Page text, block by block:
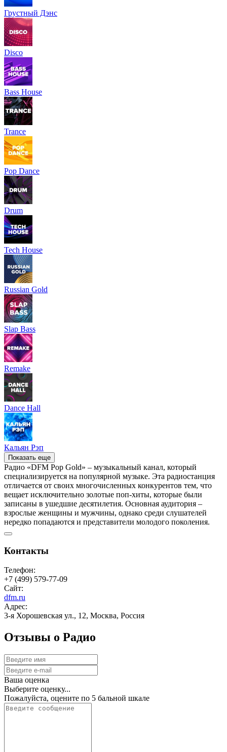
Грустный Дэнс
Disco
Bass House
Trance
Pop Dance
Drum
Tech House
Russian Gold
Slap Bass
Remake
Dance Hall
Кальян Рэп
Показать еще
Радио «DFM Pop Gold» – музыкальный канал, который
специализируется на популярной музыке. Эта радиостанция
отличается от своих многочисленных конкурентов тем, что
вещает исключительно золотые поп-хиты, которые были
записаны в ушедшие десятилетия. Основная аудитория –
взрослые женщины и мужчины, однако среди слушателей
нередко попадаются и представители молодого поколения.
Контакты
Телефон:
+7 (499) 579-77-09
Сайт:
dfm.ru
Адрес:
3-я Хорошевская ул., 12, Москва, Россия
Отзывы о Радио
Ваша оценка
Выберите оценку...
Пожалуйста, оцените по 5 бальной шкале